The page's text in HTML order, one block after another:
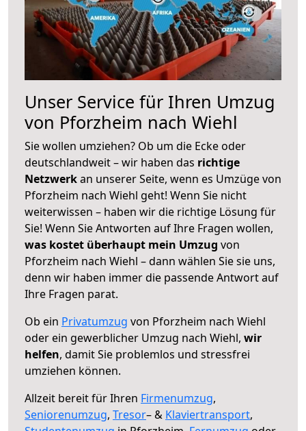
Unser Service für Ihren Umzug
von Pforzheim nach Wiehl
Sie wollen umziehen? Ob um die Ecke oder
deutschlandweit – wir haben das richtige
Netzwerkan unserer Seite, wenn es Umzüge von
Pforzheim nach Wiehl geht! Wenn Sie nicht
weiterwissen – haben wir die richtige Lösung für
Sie! Wenn Sie Antworten auf Ihre Fragen wollen,
was kostet überhaupt mein Umzug von
Pforzheim nach Wiehl – dann wählen Sie sie uns,
denn wir haben immer die passende Antwort auf
Ihre Fragen parat.
Ob ein Privatumzug von Pforzheim nach Wiehl
oder ein gewerblicher Umzug nach Wiehl, wir
helfen, damit Sie problemlos und stressfrei
umziehen können.
Allzeit bereit für Ihren Firmenumzug,
Seniorenumzug, Tresor– & Klaviertransport,